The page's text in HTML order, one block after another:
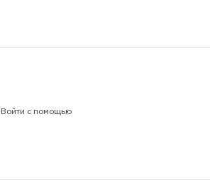
Войти с помощью